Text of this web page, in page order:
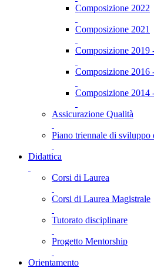
Composizione 2022
Composizione 2021
Composizione 2019
Composizione 2016
Composizione 2014
Assicurazione Qualità
Piano triennale di sviluppo
Didattica
Corsi di Laurea
Corsi di Laurea Magistrale
Tutorato disciplinare
Progetto Mentorship
Orientamento